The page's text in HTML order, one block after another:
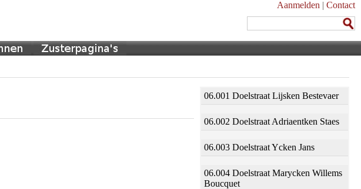
Aanmelden | Contact
06.001 Doelstraat Lijsken Bestevaer
06.002 Doelstraat Adriaentken Staes
06.003 Doelstraat Ycken Jans
06.004 Doelstraat Marycken Willems
Boucquet